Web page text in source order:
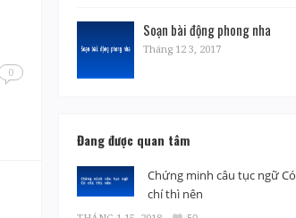
0
Soạn bài động phong nha
Tháng 12 3, 2017
Đang được quan tâm
Chứng minh câu tục ngữ Có
chí thì nên